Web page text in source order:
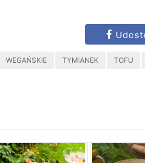
WEGAŃSKIE TYMIANEK TOFU